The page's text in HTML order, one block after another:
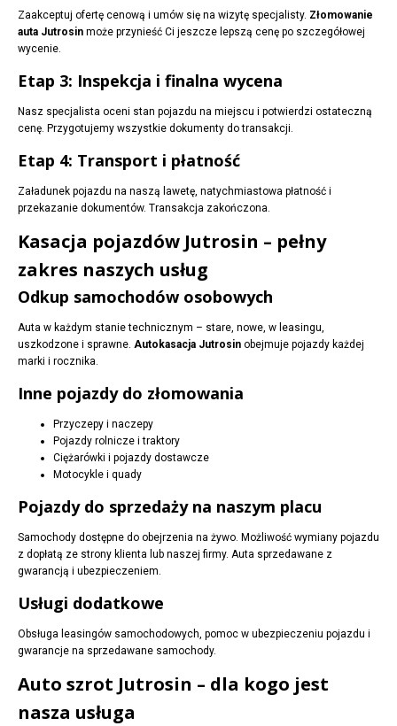
Zaakceptuj ofertę cenową i umów się na wizytę specjalisty. Złomowanie
auta Jutrosin może przynieść Ci jeszcze lepszą cenę po szczegółowej
wycenie.
Etap 3: Inspekcja i finalna wycena
Nasz specjalista oceni stan pojazdu na miejscu i potwierdzi ostateczną
cenę. Przygotujemy wszystkie dokumenty do transakcji.
Etap 4: Transport i płatność
Załadunek pojazdu na naszą lawetę, natychmiastowa płatność i
przekazanie dokumentów. Transakcja zakończona.
Kasacja pojazdów Jutrosin – pełny
zakres naszych usług
Odkup samochodów osobowych
Auta w każdym stanie technicznym – stare, nowe, w leasingu,
uszkodzone i sprawne. Autokasacja Jutrosin obejmuje pojazdy każdej
marki i rocznika.
Inne pojazdy do złomowania
Przyczepy i naczepy
Pojazdy rolnicze i traktory
Ciężarówki i pojazdy dostawcze
Motocykle i quady
Pojazdy do sprzedaży na naszym placu
Samochody dostępne do obejrzenia na żywo. Możliwość wymiany pojazdu
z dopłatą ze strony klienta lub naszej firmy. Auta sprzedawane z
gwarancją i ubezpieczeniem.
Usługi dodatkowe
Obsługa leasingów samochodowych, pomoc w ubezpieczeniu pojazdu i
gwarancje na sprzedawane samochody.
Auto szrot Jutrosin – dla kogo jest
nasza usługa